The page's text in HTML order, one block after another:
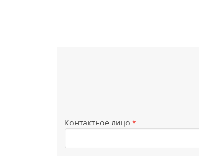
Контактное лицо *